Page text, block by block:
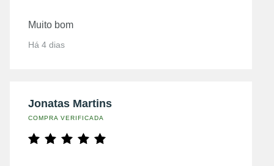
Muito bom
Há 4 dias
Jonatas Martins
COMPRA VERIFICADA